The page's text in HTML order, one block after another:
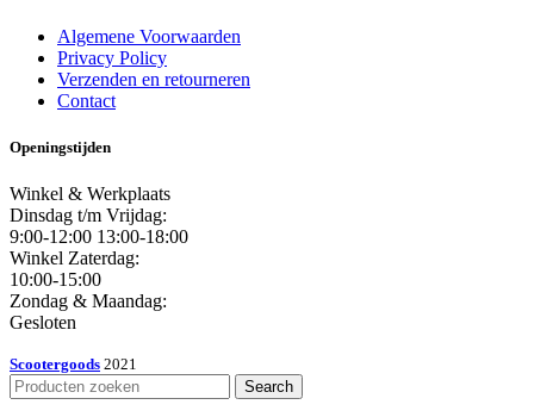
Algemene Voorwaarden
Privacy Policy
Verzenden en retourneren
Contact
Openingstijden
Winkel & Werkplaats
Dinsdag t/m Vrijdag:
9:00-12:00 13:00-18:00
Winkel Zaterdag:
10:00-15:00
Zondag & Maandag:
Gesloten
Scootergoods 2021
Search